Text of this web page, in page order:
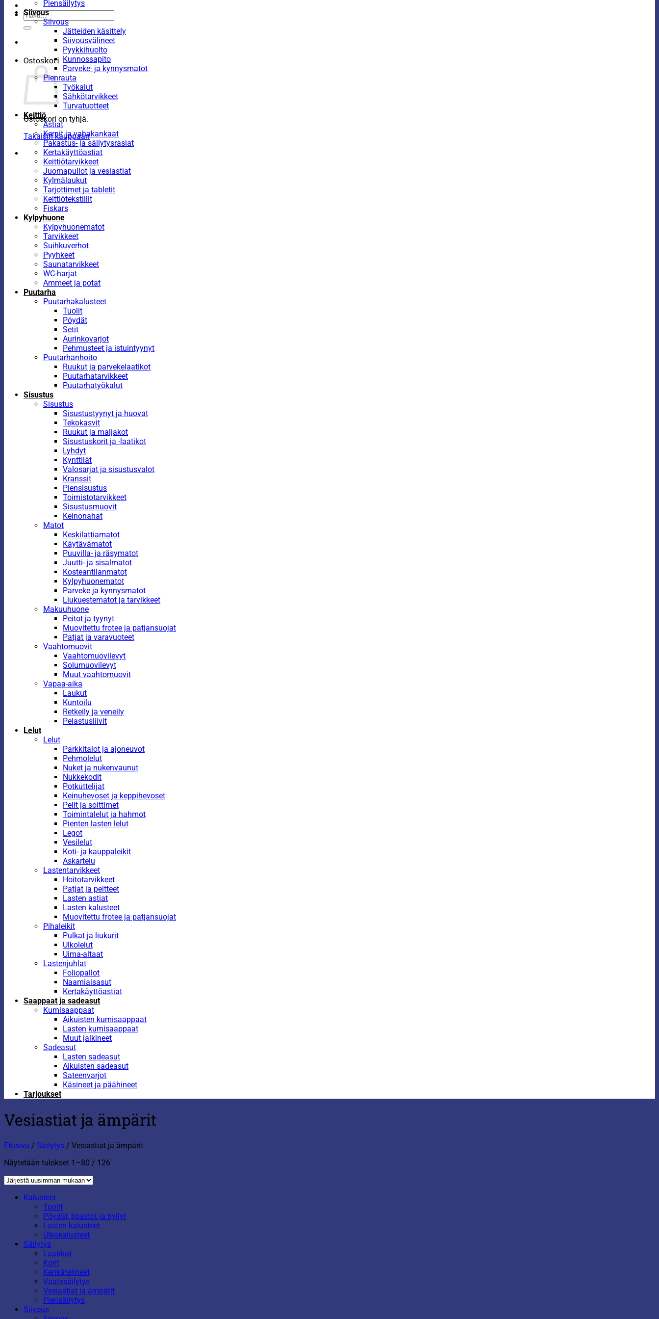
Etsi:
Ostoskori
Ostoskori on tyhjä.
Takaisin kauppaan
Piensäilytys
Siivous
Siivous
Jätteiden käsittely
Siivousvälineet
Pyykkihuolto
Kunnossapito
Parveke- ja kynnysmatot
Pienrauta
Työkalut
Sähkötarvikkeet
Turvatuotteet
Keittiö
Astiat
Kernit ja vahakankaat
Pakastus- ja säilytysrasiat
Kertakäyttöastiat
Keittiötarvikkeet
Juomapullot ja vesiastiat
Kylmälaukut
Tarjottimet ja tabletit
Keittiötekstiilit
Fiskars
Kylpyhuone
Kylpyhuonematot
Tarvikkeet
Suihkuverhot
Pyyhkeet
Saunatarvikkeet
WC-harjat
Ammeet ja potat
Puutarha
Puutarhakalusteet
Tuolit
Pöydät
Setit
Aurinkovarjot
Pehmusteet ja istuintyynyt
Puutarhanhoito
Ruukut ja parvekelaatikot
Puutarhatarvikkeet
Puutarhatyökalut
Sisustus
Sisustus
Sisustustyynyt ja huovat
Tekokasvit
Ruukut ja maljakot
Sisustuskorit ja -laatikot
Lyhdyt
Kynttilät
Valosarjat ja sisustusvalot
Kranssit
Piensisustus
Toimistotarvikkeet
Sisustusmuovit
Keinonahat
Matot
Keskilattiamatot
Käytävämatot
Puuvilla- ja räsymatot
Juutti- ja sisalmatot
Kosteantilanmatot
Kylpyhuonematot
Parveke ja kynnysmatot
Liukuestematot ja tarvikkeet
Makuuhuone
Peitot ja tyynyt
Muovitettu frotee ja patjansuojat
Patjat ja varavuoteet
Vaahtomuovit
Vaahtomuovilevyt
Solumuovilevyt
Muut vaahtomuovit
Vapaa-aika
Laukut
Kuntoilu
Retkeily ja veneily
Pelastusliivit
Lelut
Lelut
Parkkitalot ja ajoneuvot
Pehmolelut
Nuket ja nukenvaunut
Nukkekodit
Potkuttelijat
Keinuhevoset ja keppihevoset
Pelit ja soittimet
Toimintalelut ja hahmot
Pienten lasten lelut
Legot
Vesilelut
Koti- ja kauppaleikit
Askartelu
Lastentarvikkeet
Hoitotarvikkeet
Patjat ja peitteet
Lasten astiat
Lasten kalusteet
Muovitettu frotee ja patjansuojat
Pihaleikit
Pulkat ja liukurit
Ulkolelut
Uima-altaat
Lastenjuhlat
Foliopallot
Naamiaisasut
Kertakäyttöastiat
Saappaat ja sadeasut
Kumisaappaat
Aikuisten kumisaappaat
Lasten kumisaappaat
Muut jalkineet
Sadeasut
Lasten sadeasut
Aikuisten sadeasut
Sateenvarjot
Käsineet ja päähineet
Tarjoukset
Vesiastiat ja ämpärit
Etusivu / Säilytys / Vesiastiat ja ämpärit
Näytetään tulokset 1–80 / 126
Kalusteet
Tuolit
Pöydät, lipastot ja hyllyt
Lasten kalusteet
Ulkokalusteet
Säilytys
Laatikot
Korit
Kenkätelineet
Vaatesäilytys
Vesiastiat ja ämpärit
Piensäilytys
Siivous